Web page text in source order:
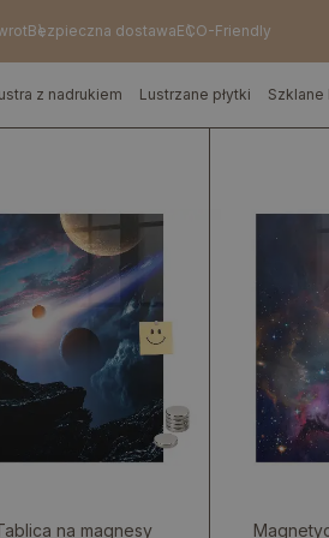
Bezpieczna dostawaECO-Friendly
z nadrukiem Lustrzane płytki Szklane
na magnesy